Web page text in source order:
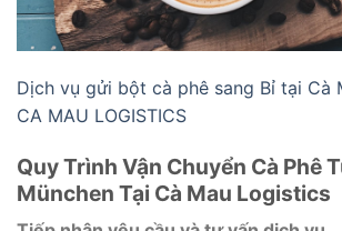
Dịch vụ gửi bột cà phê sang Bỉ tại Cà
CA MAU LOGISTICS
Quy Trình Vận Chuyển Cà Phê
München Tại Cà Mau Logistics